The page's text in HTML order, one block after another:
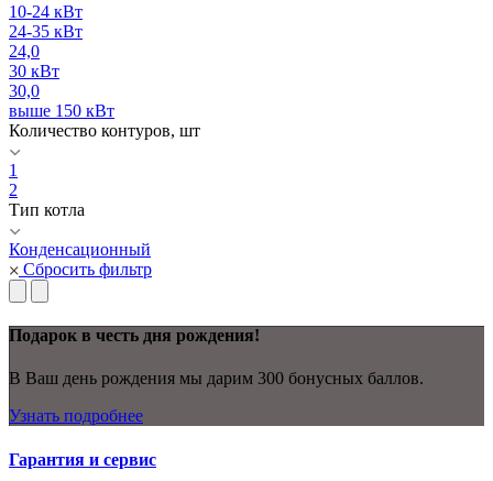
10-24 кВт
24-35 кВт
24,0
30 кВт
30,0
выше 150 кВт
Количество контуров, шт
1
2
Тип котла
Конденсационный
Сбросить фильтр
Подарок в честь дня рождения!
В Ваш день рождения мы дарим 300 бонусных баллов.
Узнать подробнее
Гарантия и сервис